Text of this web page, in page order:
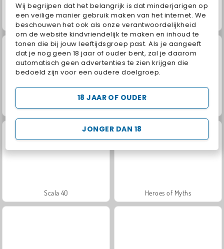
Wij begrijpen dat het belangrijk is dat minderjarigen op
een veilige manier gebruik maken van het internet. We
beschouwen het ook als onze verantwoordelijkheid
om de website kindvriendelijk te maken en inhoud te
tonen die bij jouw leeftijdsgroep past. Als je aangeeft
dat je nog geen 18 jaar of ouder bent, zal je daarom
automatisch geen advertenties te zien krijgen die
bedoeld zijn voor een oudere doelgroep.
JONGER DAN 18
18 JAAR OF OUDER
Juice Merge Grand Mahjong Connect
Jewel Garden Story
Scala 40 Heroes of Myths